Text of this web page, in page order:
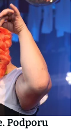
Podporu